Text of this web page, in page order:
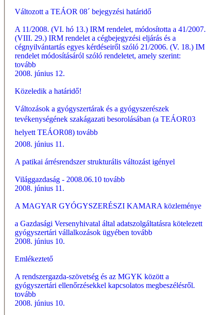
Változott a TEÁOR 08´ bejegyzési határidő
A 11/2008. (VI. hó 13.) IRM rendelet, módosította a 41/2007.
(VIII. 29.) IRM rendelet a cégbejegyzési eljárás és a
cégnyilvántartás egyes kérdéseiről szóló 21/2006. (V. 18.) IM
rendelet módosításáról szóló rendeletet, amely szerint:
tovább
2008. június 12.
Közeledik a határidő!
Változások a gyógyszertárak és a gyógyszerészek
tevékenységének szakágazati besorolásában (a TEÁOR03
helyett TEÁOR08) tovább
2008. június 11.
A patikai árrésrendszer strukturális változást igényel
Világgazdaság - 2008.06.10 tovább
2008. június 11.
A MAGYAR GYÓGYSZERÉSZI KAMARA közleménye
a Gazdasági Versenyhivatal által adatszolgáltatásra kötelezett
gyógyszertári vállalkozások ügyében tovább
2008. június 10.
Emlékeztető
A rendszergazda-szövetség és az MGYK között a
gyógyszertári ellenőrzésekkel kapcsolatos megbeszélésről.
tovább
2008. június 10.